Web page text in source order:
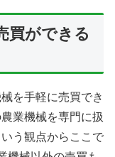
買ができる
を手軽に売買でき
業機械を専門に扱
う観点からここで